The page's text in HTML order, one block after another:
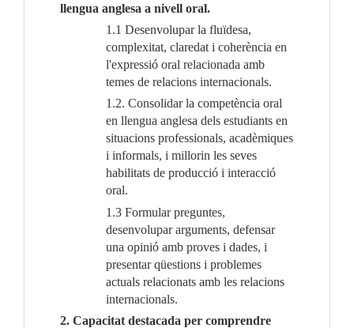
llengua anglesa a nivell oral.
1.1 Desenvolupar la fluïdesa,
complexitat, claredat i coherència en
l'expressió oral relacionada amb
temes de relacions internacionals.
1.2. Consolidar la competència oral
en llengua anglesa dels estudiants en
situacions professionals, acadèmiques
i informals, i millorin les seves
habilitats de producció i interacció
oral.
1.3 Formular preguntes,
desenvolupar arguments, defensar
una opinió amb proves i dades, i
presentar qüestions i problemes
actuals relacionats amb les relacions
internacionals.
2. Capacitat destacada per comprendre